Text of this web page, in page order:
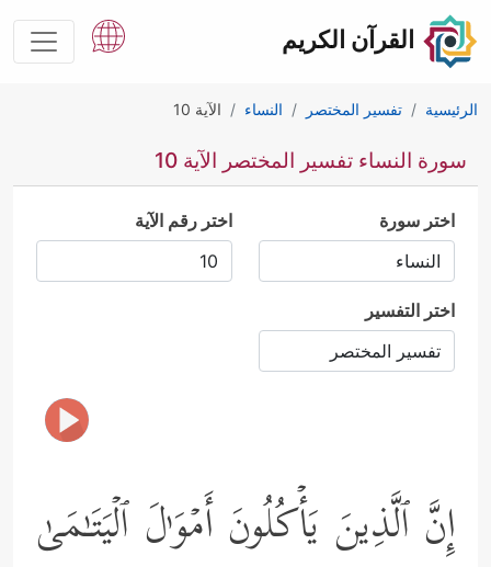
القرآن الكريم
الرئيسية تفسير المختصر النساء الآية 10
سورة النساء تفسير المختصر الآية 10
اختر سورة اختر رقم الآية
اختر التفسير
إِنَّ ٱلَّذِینَ یَأۡكُلُونَ أَمۡوَ ٰ⁠لَ ٱلۡیَتَـٰمَىٰ